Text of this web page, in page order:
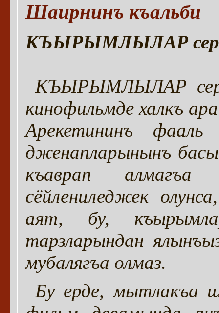
Шаирнинъ къальби
КЪЫРЫМЛЫЛАР
КЪЫРЫМЛЫЛАР
кинофильмде халкъ
Арекетининъ
дженапларынынъ
къаврап
сёйлениледжек
аят, бу,
тарзларындан
мубалягъа олмаз.
Бу ерде, мытлакъа